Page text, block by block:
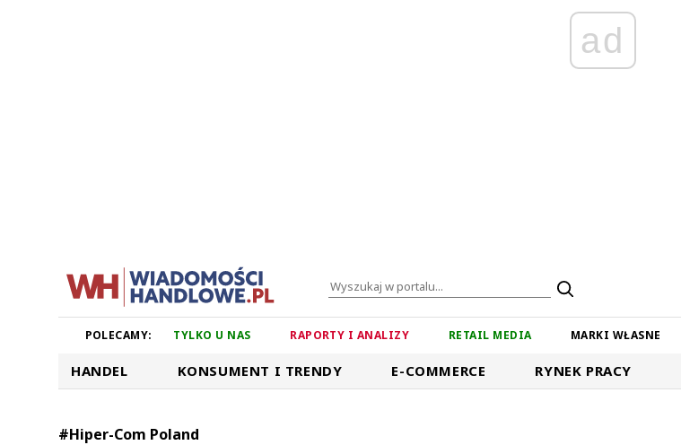
ad
POLECAMY: TYLKO U NAS RAPORTY I ANALIZY RETAIL MEDIA MARKI WŁASNE
HANDEL KONSUMENT I TRENDY E-COMMERCE RYNEK PRACY
#Hiper-Com Poland